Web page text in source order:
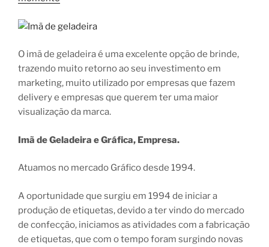
O imã de geladeira é uma excelente opção de brinde,
trazendo muito retorno ao seu investimento em
marketing, muito utilizado por empresas que fazem
delivery e empresas que querem ter uma maior
visualização da marca.
Imã de Geladeira e Gráfica, Empresa.
Atuamos no mercado Gráfico desde 1994.
A oportunidade que surgiu em 1994 de iniciar a
produção de etiquetas, devido a ter vindo do mercado
de confecção, iniciamos as atividades com a fabricação
de etiquetas, que com o tempo foram surgindo novas